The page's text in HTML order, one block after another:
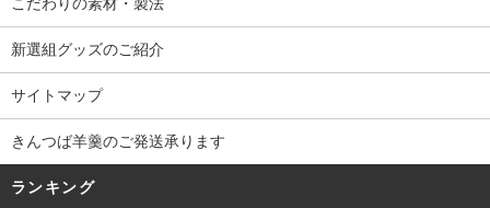
新選組グッズのご紹介
サイトマップ
きんつば羊羹のご発送承ります
ランキング